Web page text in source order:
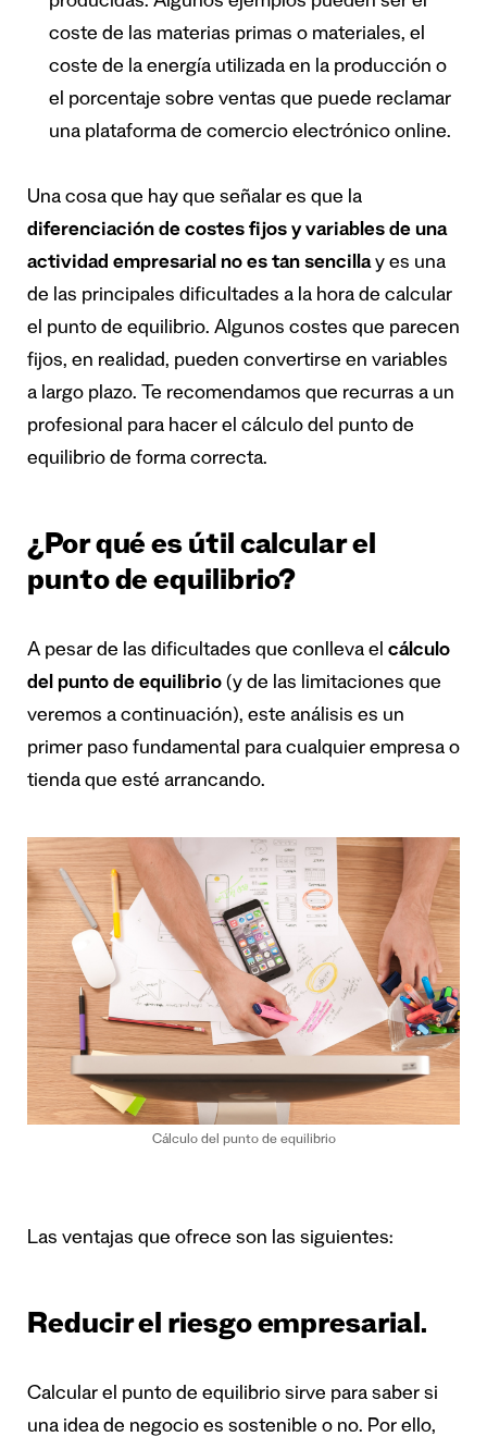
coste de las materias primas o materiales, el
coste de la energía utilizada en la producción o
el porcentaje sobre ventas que puede reclamar
una plataforma de comercio electrónico online.
Una cosa que hay que señalar es que la
diferenciación de costes fijos y variables de una
actividad empresarial no es tan sencillay es una
de las principales dificultades a la hora de calcular
el punto de equilibrio. Algunos costes que parecen
fijos, en realidad, pueden convertirse en variables
a largo plazo. Te recomendamos que recurras a un
profesional para hacer el cálculo del punto de
equilibrio de forma correcta.
¿Por qué es útil calcular el
punto de equilibrio?
A pesar de las dificultades que conlleva el cálculo
del punto de equilibrio (y de las limitaciones que
veremos a continuación), este análisis es un
primer paso fundamental para cualquier empresa o
tienda que esté arrancando.
Cálculo del punto de equilibrio
Las ventajas que ofrece son las siguientes:
Reducir el riesgo empresarial.
Calcular el punto de equilibrio sirve para saber si
una idea de negocio es sostenible o no. Por ello,